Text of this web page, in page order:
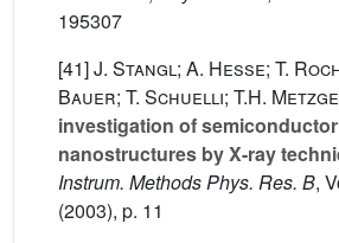
195307
[41]J. Stangl; A. Hesse; T.
Bauer; T. Schuelli; T.H.
investigation of semiconductor
nanostructures by X-ray
Instrum. Methods Phys. Res. B,
(2003), p. 11